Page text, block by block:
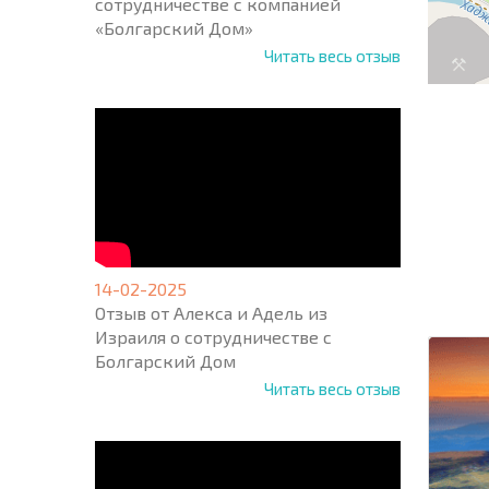
«Болгарский Дом»
Читать весь отзыв
14-02-2025
Отзыв от Алекса и Адель из
Израиля о сотрудничестве с
Болгарский Дом
Читать весь отзыв
States
+1
* Поля